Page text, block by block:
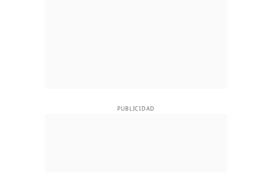
PUBLICIDAD